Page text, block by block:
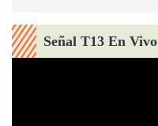
Señal T13 En Vivo